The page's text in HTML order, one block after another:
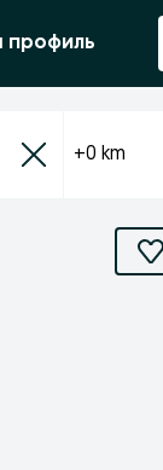
профиль
+0 km